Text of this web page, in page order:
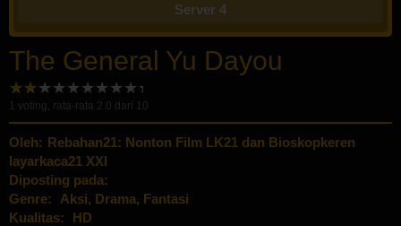
Server 4
The General Yu Dayou
1 voting, rata-rata 2.0 dari 10
Oleh: Rebahan21: Nonton Film LK21 dan Bioskopkeren
layarkaca21 XXI
Diposting pada:
Genre:
Aksi, Drama, Fantasi
Kualitas:
HD